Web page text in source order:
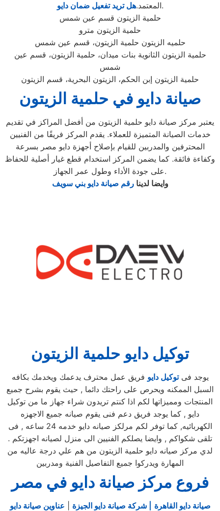
المعتمد.هل تريد تفعيل ضمان دايو
.
حلمية الزيتون قسم عين شمس
حلمية الزيتون مترو
حلميه الزيتون حلمية الزيتون، قسم عين شمس
حلمية الزيتون الثانوية بنات ميدان، حلمية الزيتون، قسم عين
شمس
حلمية الزيتون إبن الحكم، الزيتون البحرية، قسم الزيتون
صيانة دايو في حلمية الزيتون
يعتبر مركز صيانة دايو حلمية الزيتون من أفضل المراكز في تقديم
خدمات الصيانة المتميزة للعملاء. يقدم المركز فريقًا من الفنيين
المحترفين والمدربين للقيام بإصلاح أجهزة دايو مصر بسرعة
وكفاءة فائقة. كما يضمن المركز استخدام قطع غيار أصلية للحفاظ
على جودة الأداء وطول عمر الجهاز.
وايضا لدينارقم صيانة دايو بني سويف
توكيل دايو حلمية الزيتون
يوجد فىتوكيل دايو فريق عمل محترف يدعمك ويخدمك بكافه
السبل الممكنه ويحرص على راحتك دائما , حيث يقوم بشرح جميع
المنتجات ومميزاتها لكم اذا كنتم تريدون شراء جهاز ما من توكيل
دايو , كما يوجد فريق دعم فنى يقوم صيانه جميع الاجهزه
الكهربائيه, كما توفر لكم مرلكز صيانه دايو خدمه 24 ساعه , فى
تلقى شكواكم , وايضا يصلكم الفنيين الى منزل لصيانه اجهزتكم .
لدي مركز صيانه دايو حلمية الزيتون من هم علي درجة عاليه من
المهارة ويدركوا جميع التفاصيل الفنية ومدربين
فروع مركز صيانة دايو في مصر
صيانة دايو القاهرة | شركة صيانة دايو الجيزة
عناوين صيانة دايو